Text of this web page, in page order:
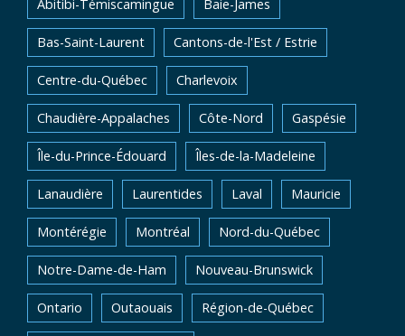
Abitibi-Témiscamingue Baie-James
Bas-Saint-Laurent Cantons-de-l'Est / Estrie
Centre-du-Québec Charlevoix
Chaudière-Appalaches Côte-Nord Gaspésie
Île-du-Prince-Édouard Îles-de-la-Madeleine
Lanaudière Laurentides Laval Mauricie
Montérégie Montréal Nord-du-Québec
Notre-Dame-de-Ham Nouveau-Brunswick
Ontario Outaouais Région-de-Québec